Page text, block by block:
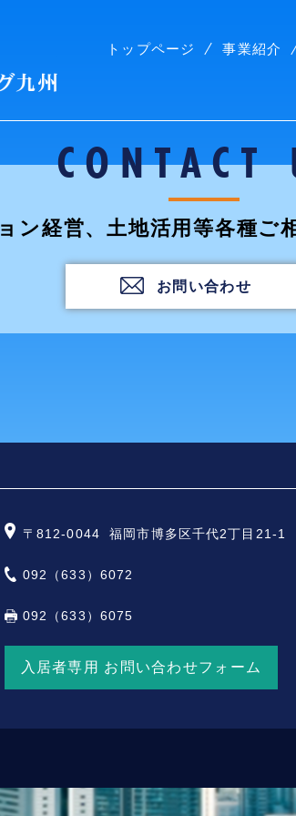
株式会社コープリビング九州
トップページ 事業紹介
CONTACT
ン経営、土地活用等各種ご
お問い合わせ
〒812-0044 福岡市博多区千代2丁目21-1
092（633）6072
092（633）6075
入居者専用 お問い合わせフォーム